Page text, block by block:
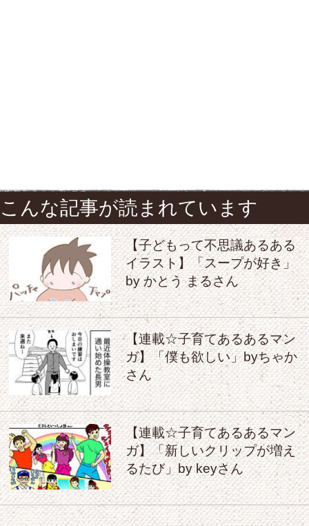
こんな記事が読まれています
【子どもって不思議あるある
イラスト】「スープが好き」
by かとう まるさん
【連載☆子育てあるあるマン
ガ】「僕も欲しい」byちゃか
さん
【連載☆子育てあるあるマン
ガ】「新しいクリップが増え
るたび」by keyさん